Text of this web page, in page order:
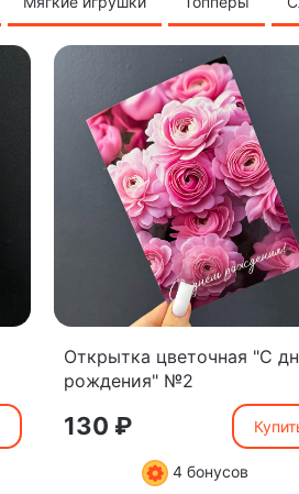
Открытка цветочная "С
рождения" №2
130 ₽
4 бонусов